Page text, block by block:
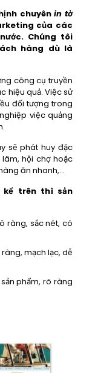
chuyênin tờ
của các
Chúng tôi
hàng dù là
công cụ truyền
hiệu quả. Việc sử
đối tượng trong
việc quảng
sẽ phát huy đặc
hội chợ hoặc
ăn nhanh,…
kể trên thì sản
ràng, sắc nét, có
mạch lạc, dễ
phẩm, rõ ràng